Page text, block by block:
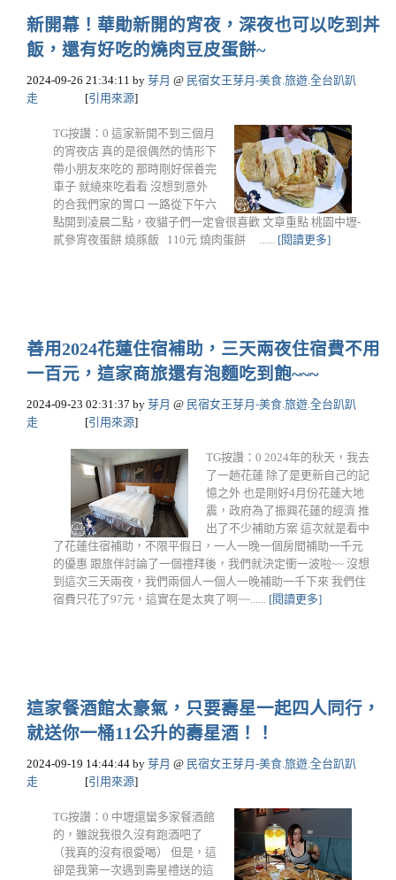
新開幕！華勛新開的宵夜，深夜也可以吃到丼
飯，還有好吃的燒肉豆皮蛋餅~
2024-09-26 21:34:11 by 芽月 @ 民宿女王芽月-美食.旅遊.全台趴趴
走
[引用來源]
TG按讚：0 這家新開不到三個月
的宵夜店 真的是很偶然的情形下
帶小朋友來吃的 那時剛好保養完
車子 就繞來吃看看 沒想到意外
的合我們家的胃口 一路從下午六
點開到凌晨二點，夜貓子們一定會很喜歡 文章重點 桃園中壢-
貳參宵夜蛋餅 燒豚飯 110元 燒肉蛋餅 ...... [閱讀更多]
善用2024花蓮住宿補助，三天兩夜住宿費不用
一百元，這家商旅還有泡麵吃到飽~~~
2024-09-23 02:31:37 by 芽月 @ 民宿女王芽月-美食.旅遊.全台趴趴
走
[引用來源]
TG按讚：0 2024年的秋天，我去
了一趟花蓮 除了是更新自己的記
憶之外 也是剛好4月份花蓮大地
震，政府為了振興花蓮的經濟 推
出了不少補助方案 這次就是看中
了花蓮住宿補助，不限平假日，一人一晚一個房間補助一千元
的優惠 跟旅伴討論了一個禮拜後，我們就決定衝一波啦~~ 沒想
到這次三天兩夜，我們兩個人一個人一晚補助一千下來 我們住
宿費只花了97元，這實在是太爽了啊~~...... [閱讀更多]
這家餐酒館太豪氣，只要壽星一起四人同行，
就送你一桶11公升的壽星酒！！
2024-09-19 14:44:44 by 芽月 @ 民宿女王芽月-美食.旅遊.全台趴趴
走
[引用來源]
TG按讚：0 中壢還蠻多家餐酒館
的，雖說我很久沒有跑酒吧了
（我真的沒有很愛喝） 但是，這
卻是我第一次遇到壽星禮送的這